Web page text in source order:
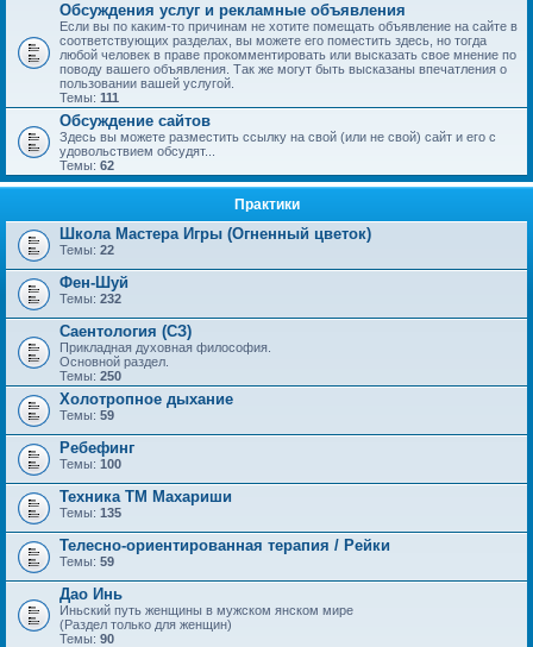
Обсуждения услуг и рекламные объявления
Если вы по каким-то причинам не хотите помещать объявление на сайте в
соответствующих разделах, вы можете его поместить здесь, но тогда
любой человек в праве прокомментировать или высказать свое мнение по
поводу вашего объявления. Так же могут быть высказаны впечатления о
пользовании вашей услугой.
Темы: 111
Обсуждение сайтов
Здесь вы можете разместить ссылку на свой (или не свой) сайт и его с
удовольствием обсудят...
Темы: 62
Практики
Школа Мастера Игры (Огненный цветок)
Темы: 22
Фен-Шуй
Темы: 232
Саентология (СЗ)
Прикладная духовная философия.
Основной раздел.
Темы: 250
Холотропное дыхание
Темы: 59
Ребефинг
Темы: 100
Техника ТМ Махариши
Темы: 135
Телесно-ориентированная терапия / Рейки
Темы: 59
Дао Инь
Иньский путь женщины в мужском янском мире
(Раздел только для женщин)
Темы: 90